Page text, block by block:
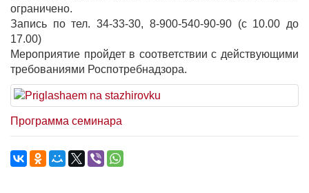
ограничено.
Запись по тел. 34-33-30, 8-900-540-90-90 (с 10.00 до
17.00)
Мероприятие пройдет в соответствии с действующими
требованиями Роспотребнадзора.
Программа семинара